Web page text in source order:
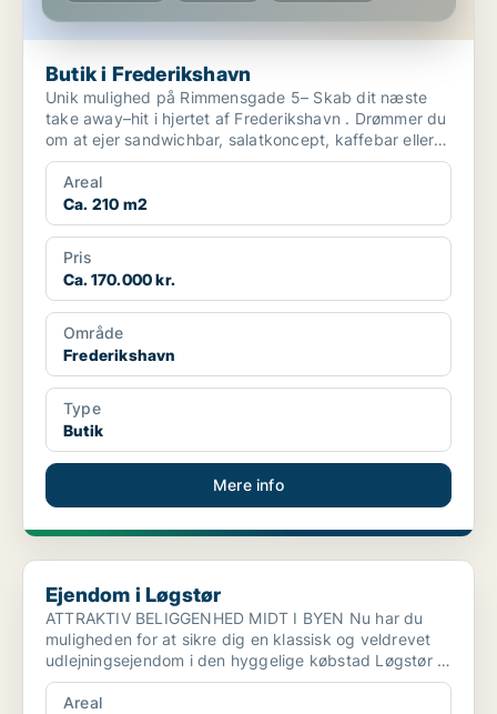
Butik i Frederikshavn
Unik mulighed på Rimmensgade 5– Skab dit næste
take away–hit i hjertet af Frederikshavn . Drømmer du
om at ejer sandwichbar, salatkoncept, kaffebar eller
...
Areal
Ca. 210 m2
Pris
Ca. 170.000 kr.
Område
Frederikshavn
Type
Butik
Mere info
Ejendom i Løgstør
Ejendom i Løgstør
ATTRAKTIV BELIGGENHED MIDT I BYEN Nu har du
muligheden for at sikre dig en klassisk og veldrevet
udlejningsejendom i den hyggelige købstad Løgstør –
med sol...
Areal